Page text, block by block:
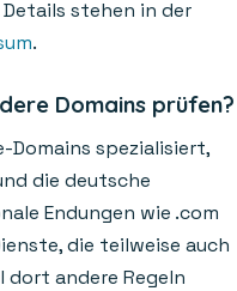
stehen in der
.
Domains prüfen?
Domains spezialisiert,
die deutsche
Endungen wie .com
die teilweise auch
dort andere Regeln